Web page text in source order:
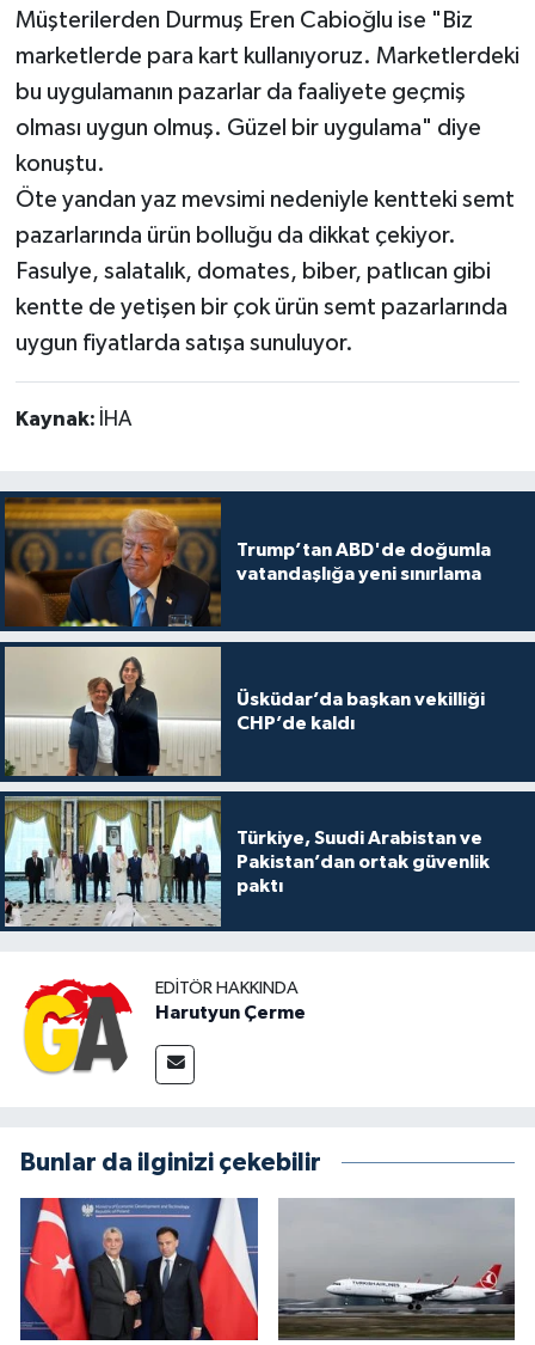
Müşterilerden Durmuş Eren Cabioğlu ise "Biz
marketlerde para kart kullanıyoruz. Marketlerdeki
bu uygulamanın pazarlar da faaliyete geçmiş
olması uygun olmuş. Güzel bir uygulama" diye
konuştu.
Öte yandan yaz mevsimi nedeniyle kentteki semt
pazarlarında ürün bolluğu da dikkat çekiyor.
Fasulye, salatalık, domates, biber, patlıcan gibi
kentte de yetişen bir çok ürün semt pazarlarında
uygun fiyatlarda satışa sunuluyor.
Kaynak: İHA
Trump’tan ABD'de doğumla
vatandaşlığa yeni sınırlama
Üsküdar’da başkan vekilliği
CHP’de kaldı
Türkiye, Suudi Arabistan ve
Pakistan’dan ortak güvenlik
paktı
EDITÖR HAKKINDA
Harutyun Çerme
Bunlar da ilginizi çekebilir